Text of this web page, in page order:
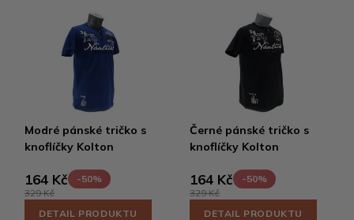
Modré pánské tričko s
knoflíčky Kolton
164 Kč
-50%
329 Kč
DETAIL PRODUKTU
Černé pánské tričko s
knoflíčky Kolton
164 Kč
-50%
329 Kč
DETAIL PRODUKTU